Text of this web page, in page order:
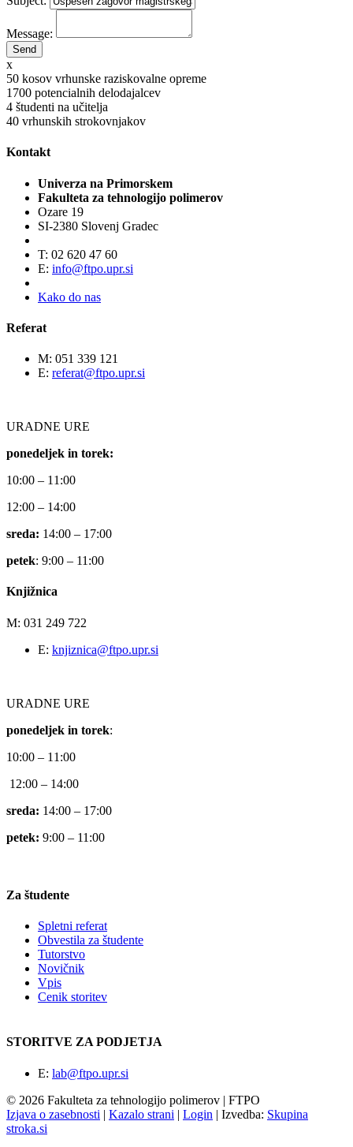
Message:
x
50 kosov vrhunske raziskovalne opreme
1700 potencialnih delodajalcev
4 študenti na učitelja
40 vrhunskih strokovnjakov
Kontakt
Univerza na Primorskem
Fakulteta za tehnologijo polimerov
Ozare 19
SI-2380 Slovenj Gradec
T: 02 620 47 60
E: info@ftpo.upr.si
Kako do nas
Referat
M: 051 339 121
E: referat@ftpo.upr.si
URADNE URE
ponedeljek in torek:
10:00 – 11:00
12:00 – 14:00
sreda: 14:00 – 17:00
petek: 9:00 – 11:00
Knjižnica
M: 031 249 722
E: knjiznica@ftpo.upr.si
URADNE URE
ponedeljek in torek:
10:00 – 11:00
12:00 – 14:00
sreda: 14:00 – 17:00
petek: 9:00 – 11:00
Za študente
Spletni referat
Obvestila za študente
Tutorstvo
Novičnik
Vpis
Cenik storitev
STORITVE ZA PODJETJA
E: lab@ftpo.upr.si
© 2026 Fakulteta za tehnologijo polimerov | FTPO
Izjava o zasebnosti | Kazalo strani | Login | Izvedba: Skupina
stroka.si